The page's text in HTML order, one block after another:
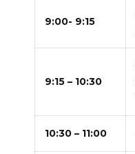
9:00- 9:15
9:15 – 10:30
10:30 – 11:00